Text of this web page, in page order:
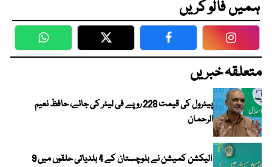
ہمیں فالو کریں
WhatsApp Twitter Facebook
متعلقہ خبریں
پیٹرول کی قیمت 228 روپے فی لیٹر کی جائے، حافظ نعیم
الرحمان
الیکشن کمیشن نے بلوچستان کے 4 بلدیاتی حلقوں میں 9